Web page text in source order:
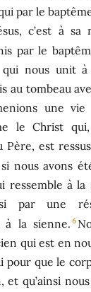
par le
c’est à sa
par le
nous unit
au tombeau
une vie
le Christ
Père, est
nous avons
ressemble à la
par une
à la sienne. 6
qui est en
pour que le
et qu’ainsi